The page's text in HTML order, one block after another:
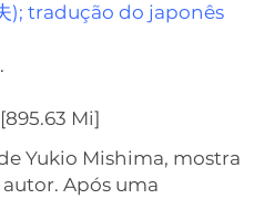
); tradução do japonês
Mi]
Yukio Mishima, mostra
Após uma